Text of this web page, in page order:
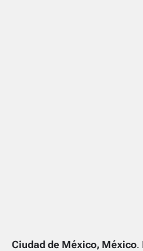
Ciudad de México, México.